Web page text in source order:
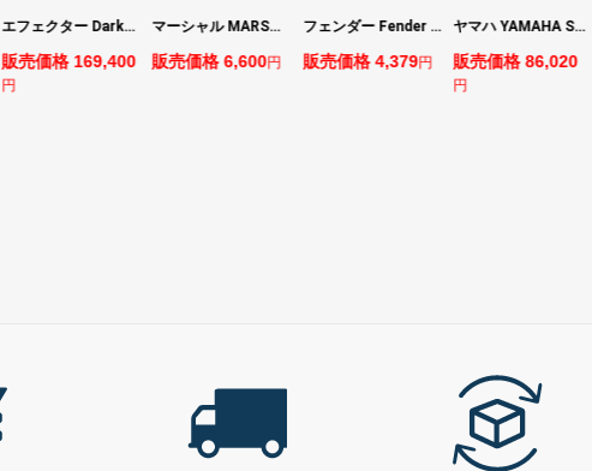
エフェクター Darkglass Electronics Anagram ベースエフェクター プリアンプ ダークグラス アナグラム
販売価格 169,400
円
マーシャル MARSHALL MS2 Mighty Mini 小型ギターアンプ
販売価格 6,600円
フェンダー Fender FE610 Electric Guitar Gig Bag Black エレキギター用ギグバッグ
販売価格 4,379円
ヤマハ YAMAHA STAGEPAS 200 バッテリー非搭載モデル ポータブルPAシステム
販売価格 86,020
円